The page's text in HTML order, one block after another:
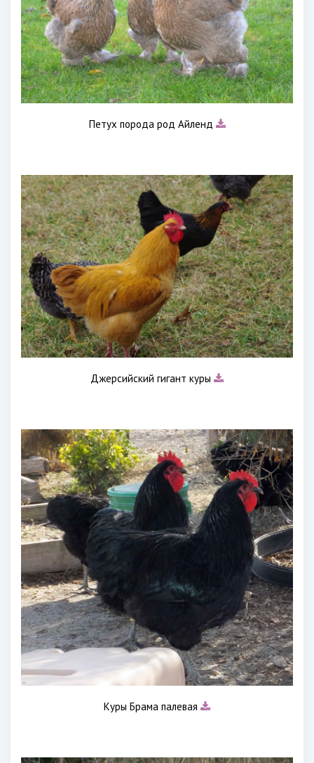
Петух порода род Айленд
Джерсийский гигант куры
Куры Брама палевая